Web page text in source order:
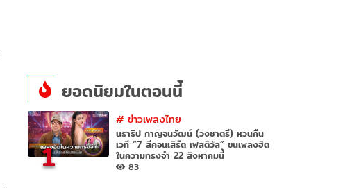
ยอดนิยมในตอนนี้
1
# ข่าวเพลงไทย
นราธิป กาญจนวัฒน์ (วงชาตรี) หวนคืน
เวที “7 สีคอนเสิร์ต เฟสติวัล” ขนเพลงฮิต
ในความทรงจำ 22 สิงหาคมนี้
83